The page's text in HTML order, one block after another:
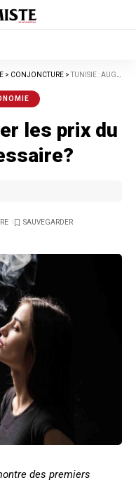
> CONJONCTURE >TUNISIE : AUGMENTER LES PRIX DU TABAC, UN MAL NÉCESSAIRE?
les prix du
des premiers